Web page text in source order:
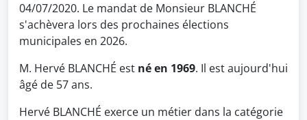
04/07/2020. Le mandat de Monsieur BLANCHÉ
s'achèvera lors des prochaines élections
municipales en 2026.
M. Hervé BLANCHÉ est né en 1969. Il est aujourd'hui
âgé de 57 ans.
Hervé BLANCHÉ exerce un métier dans la catégorie